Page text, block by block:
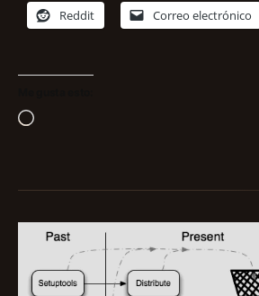
Reddit Correo electrónico
Cargando...